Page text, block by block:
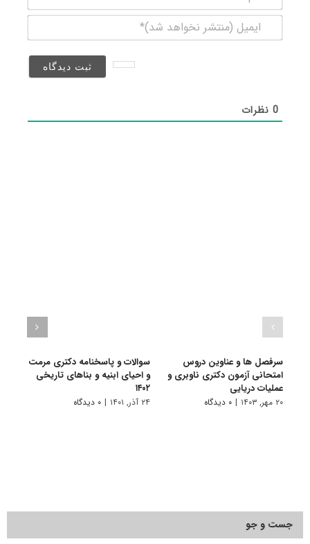
(منتشر
0نظرات
سرفصل ها و عناوین دروس
امتحانی آزمون دکتری ناوبری و
عملیات دریایی
۲۰ مهر, ۱۴۰۳ | ۰ دیدگاه
سوالات و پاسخنامه دکتری مرمت
و احیای ابنیه و بناهای تاریخی
۱۴۰۲
۲۴ آذر, ۱۴۰۱ | ۰ دیدگاه
جست و جو